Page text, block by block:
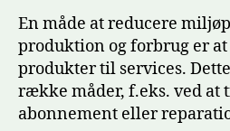
En måde at reducere
produktion og forbrug er
produkter til services.
række måder, f.eks. ved at
abonnement eller